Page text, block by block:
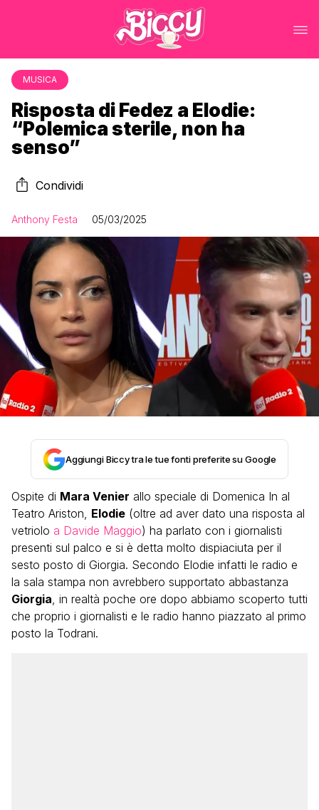
MUSICA
Risposta di Fedez a Elodie:
“Polemica sterile, non ha
senso”
Condividi
Anthony Festa 05/03/2025
Aggiungi Biccy tra le tue fonti preferite su Google
Ospite di Mara Venier allo speciale di Domenica In al
Teatro Ariston, Elodie (oltre ad aver dato una risposta al
vetriolo a Davide Maggio) ha parlato con i giornalisti
presenti sul palco e si è detta molto dispiaciuta per il
sesto posto di Giorgia. Secondo Elodie infatti le radio e
la sala stampa non avrebbero supportato abbastanza
Giorgia, in realtà poche ore dopo abbiamo scoperto tutti
che proprio i giornalisti e le radio hanno piazzato al primo
posto la Todrani.